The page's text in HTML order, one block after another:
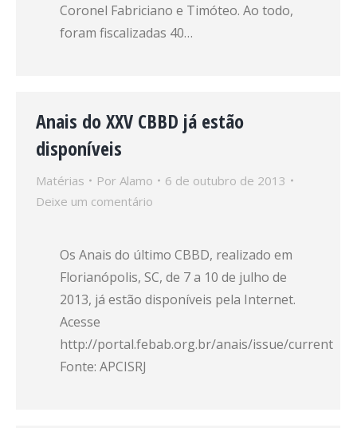
Coronel Fabriciano e Timóteo. Ao todo,
foram fiscalizadas 40…
Anais do XXV CBBD já estão
disponíveis
Matérias Por Alamo
6 de outubro de 2013
Deixe um comentário
Os Anais do último CBBD, realizado em
Florianópolis, SC, de 7 a 10 de julho de
2013, já estão disponíveis pela Internet.
Acesse
http://portal.febab.org.br/anais/issue/current
Fonte: APCISRJ